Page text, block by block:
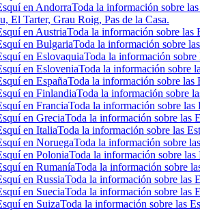
en AndorraToda la información sobre
El Tarter, Grau Roig, Pas de la Casa.
en AustriaToda la información sobre las
en BulgariaToda la información sobre
en EslovaquiaToda la información sobre
en EsloveniaToda la información sobre
en EspañaToda la información sobre las
en FinlandiaToda la información sobre
en FranciaToda la información sobre las
en GreciaToda la información sobre las
en ItaliaToda la información sobre las
en NoruegaToda la información sobre
en PoloniaToda la información sobre las
en RumaníaToda la información sobre
en RussiaToda la información sobre las
en SueciaToda la información sobre las
en SuizaToda la información sobre las